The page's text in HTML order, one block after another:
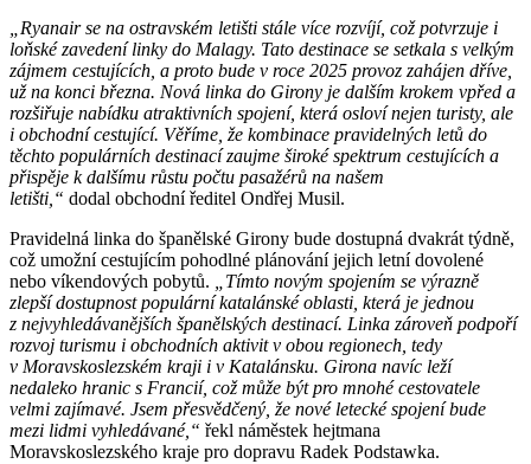
„Ryanair se na ostravském letišti stále více rozvíjí, což potvrzuje i
loňské zavedení linky do Malagy. Tato destinace se setkala s velkým
zájmem cestujících, a proto bude v roce 2025 provoz zahájen dříve,
už na konci března. Nová linka do Girony je dalším krokem vpřed a
rozšiřuje nabídku atraktivních spojení, která osloví nejen turisty, ale
i obchodní cestující. Věříme, že kombinace pravidelných letů do
těchto populárních destinací zaujme široké spektrum cestujících a
přispěje k dalšímu růstu počtu pasažérů na našem
letišti,“ dodal obchodní ředitel Ondřej Musil.
Pravidelná linka do španělské Girony bude dostupná dvakrát týdně,
což umožní cestujícím pohodlné plánování jejich letní dovolené
nebo víkendových pobytů.
„Tímto novým spojením se výrazně
zlepší dostupnost populární katalánské oblasti, která je jednou
z nejvyhledávanějších španělských destinací. Linka zároveň podpoří
rozvoj turismu i obchodních aktivit v obou regionech, tedy
v Moravskoslezském kraji i v Katalánsku. Girona navíc leží
nedaleko hranic s Francií, což může být pro mnohé cestovatele
velmi zajímavé. Jsem přesvědčený, že nové letecké spojení bude
mezi lidmi vyhledávané,“ řekl náměstek hejtmana
Moravskoslezského kraje pro dopravu Radek Podstawka.